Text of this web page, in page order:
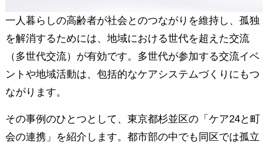
一人暮らしの高齢者が社会とのつながりを維持し、孤独
を解消するためには、地域における世代を超えた交流
（多世代交流）が有効です。多世代が参加する交流イベ
ントや地域活動は、包括的なケアシステムづくりにもつ
ながります。
その事例のひとつとして、東京都杉並区の「ケア24と町
会の連携」を紹介します。都市部の中でも同区では孤立